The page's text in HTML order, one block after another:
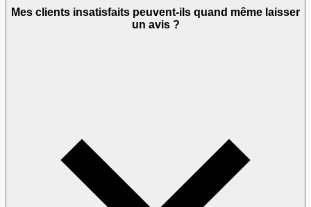
Mes clients insatisfaits peuvent-ils quand même laisser
un avis ?